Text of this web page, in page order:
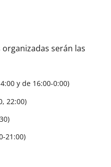
serán las
y de 16:00-0:00)
22:00)
21:00)